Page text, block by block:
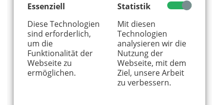
Essenziell
Diese Technologien
sind erforderlich,
um die
Funktionalität der
Webseite zu
ermöglichen.
Statistik
Mit diesen
Technologien
analysieren wir die
Nutzung der
Webseite, mit dem
Ziel, unsere Arbeit
zu verbessern.
Vogelsangerstraße 282
50825 Köln
0221 - 22 20 02 10
Alles von diesem Anbieter anzeigen
Info und Anmeldung